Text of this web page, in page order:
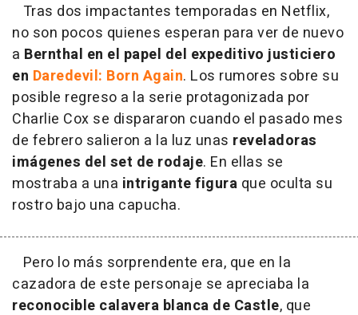
Tras dos impactantes temporadas en Netflix,
no son pocos quienes esperan para ver de nuevo
a Bernthal en el papel del expeditivo justiciero
en Daredevil: Born Again. Los rumores sobre su
posible regreso a la serie protagonizada por
Charlie Cox se dispararon cuando el pasado mes
de febrero salieron a la luz unas reveladoras
imágenes del set de rodaje. En ellas se
mostraba a una intrigante figura que oculta su
rostro bajo una capucha.
Pero lo más sorprendente era, que en la
cazadora de este personaje se apreciaba la
reconocible calavera blanca de Castle, que